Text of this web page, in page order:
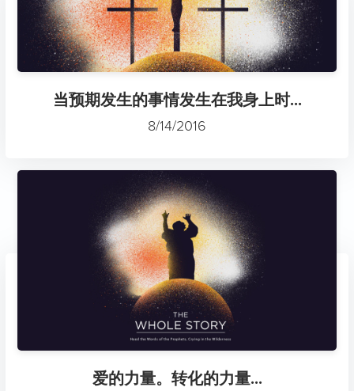
当预期发生的事情发生在我身上时...
8/14/2016
爱的力量。转化的力量...